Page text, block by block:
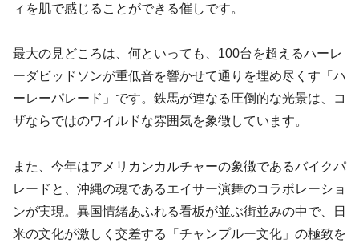
ィを肌で感じることができる催しです。
最大の見どころは、何といっても、100台を超えるハーレ
ーダビッドソンが重低音を響かせて通りを埋め尽くす「ハ
ーレーパレード」です。鉄馬が連なる圧倒的な光景は、コ
ザならではのワイルドな雰囲気を象徴しています。
また、今年はアメリカンカルチャーの象徴であるバイクパ
レードと、沖縄の魂であるエイサー演舞のコラボレーショ
ンが実現。異国情緒あふれる看板が並ぶ街並みの中で、日
米の文化が激しく交差する「チャンプルー文化」の極致を